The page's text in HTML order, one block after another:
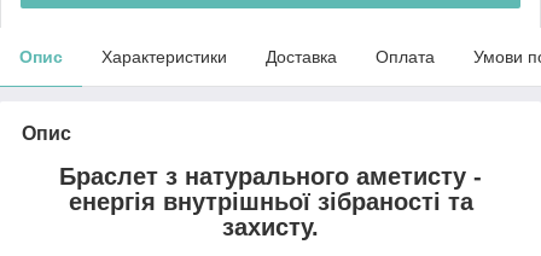
Опис Характеристики Доставка Оплата Умови
Опис
Браслет з натурального аметисту -
енергія внутрішньої зібраності та
захисту.